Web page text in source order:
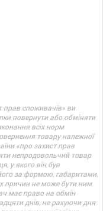
прав споживачів» ви
повернути або обміняти
всіх норм
товару належної
«про захист прав
непродовольчий товар
у якого він був
за формою, габаритами,
причин не може бути ним
має право на обмін
днів, не рахуючи дня